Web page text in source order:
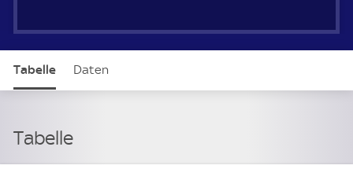
Tabelle Daten
Tabelle